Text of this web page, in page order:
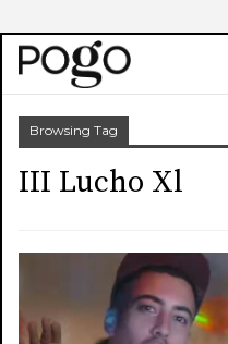
Browsing Tag
III Lucho Xl